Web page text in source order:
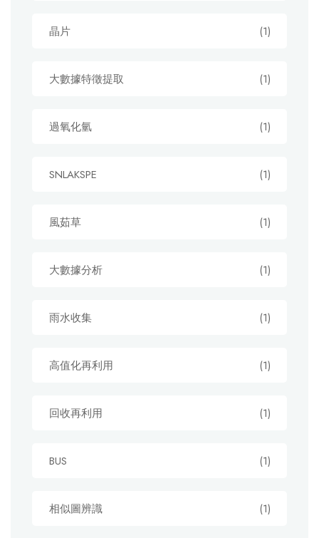
晶片 (1)
大數據特徵提取 (1)
過氧化氫 (1)
SNLAKSPE (1)
風茹草 (1)
大數據分析 (1)
雨水收集 (1)
高值化再利用 (1)
回收再利用 (1)
BUS (1)
相似圖辨識 (1)